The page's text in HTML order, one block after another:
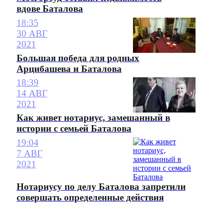
вдове Баталова
18:35
30 АВГ
2021
Большая победа для родных
Арцибашева и Баталова
18:39
14 АВГ
2021
Как живет нотариус, замешанный в
истории с семьей Баталова
19:04
7 АВГ
2021
Нотариусу по делу Баталова запретили
совершать определенные действия